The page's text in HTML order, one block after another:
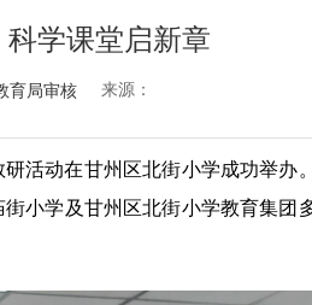
学课堂启新章
育局审核 来源：
活动在甘州区北街小学成功举办
小学及甘州区北街小学教育集团